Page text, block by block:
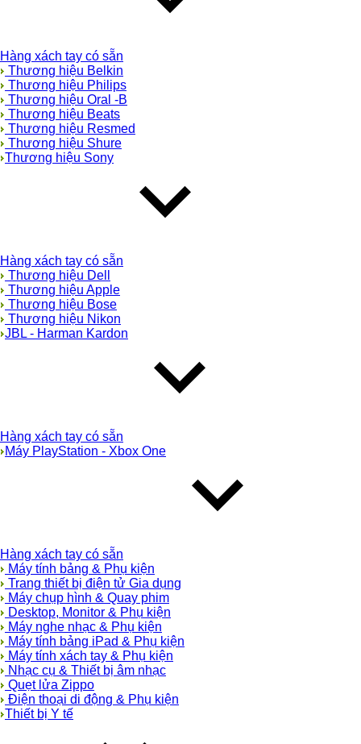
Hàng xách tay có sẵn
Thương hiệu Belkin
Thương hiệu Philips
Thương hiệu Oral -B
Thương hiệu Beats
Thương hiệu Resmed
Thương hiệu Shure
Thương hiệu Sony
Hàng xách tay có sẵn
Thương hiệu Dell
Thương hiệu Apple
Thương hiệu Bose
Thương hiệu Nikon
JBL - Harman Kardon
Hàng xách tay có sẵn
Máy PlayStation - Xbox One
Hàng xách tay có sẵn
Máy tính bảng & Phụ kiện
Trang thiết bị điện tử Gia dụng
Máy chụp hình & Quay phim
Desktop, Monitor & Phụ kiện
Máy nghe nhạc & Phụ kiện
Máy tính bảng iPad & Phụ kiện
Máy tính xách tay & Phụ kiện
Nhạc cụ & Thiết bị âm nhạc
Quẹt lửa Zippo
Điện thoại di động & Phụ kiện
Thiết bị Y tế